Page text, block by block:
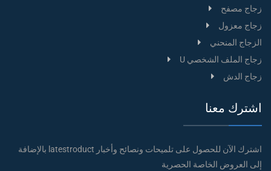
زجاج مصفح
زجاج معزول
الزجاج المنحني
زجاج الملف الشخصي U
زجاج الدش
اشترك معنا
اشترك الآن للحصول على تلميحات ونصائح وأخبار latestroduct بالإضافة
إلى العروض الخاصة الحصرية